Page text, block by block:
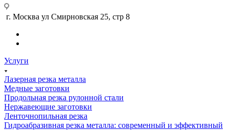
г. Москва ул Смирновская 25, стр 8
Услуги
Лазерная резка металла
Медные заготовки
Продольная резка рулонной стали
Нержавеющие заготовки
Ленточнопильная резка
Гидроабразивная резка металла: современный и эффективный